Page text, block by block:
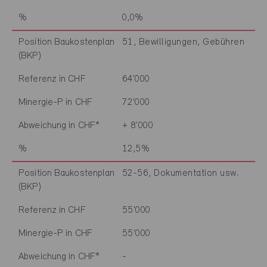
% 0,0%
Position Baukostenplan
(BKP)
51, Bewilligungen, Gebühren
Referenz in CHF 64'000
Minergie-P in CHF 72'000
Abweichung in CHF* + 8'000
% 12,5%
Position Baukostenplan
(BKP)
52-56, Dokumentation usw.
Referenz in CHF 55'000
Minergie-P in CHF 55'000
Abweichung in CHF* -